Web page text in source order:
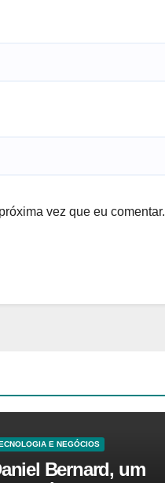
vez que eu comentar.
E NEGÓCIOS
Bernard, um